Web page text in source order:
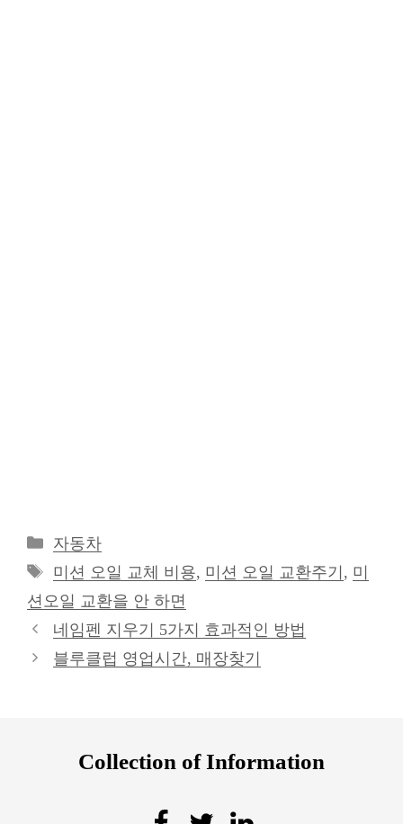
카
테
리
자동차
태
그
미션 오일 교체 비용, 미션 오일 교환주기 , 미
션오일 교환을 안 하면
네임펜 지우기 5가지 효과적인 방법
블루클럽 영업시간, 매장찾기
Collection of Information